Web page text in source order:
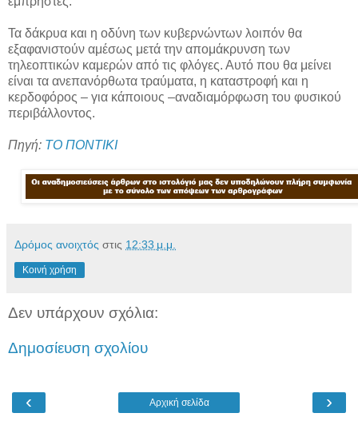
Τα δάκρυα και η οδύνη των κυβερνώντων λοιπόν θα
εξαφανιστούν αμέσως μετά την απομάκρυνση των
τηλεοπτικών καμερών από τις φλόγες. Αυτό που θα μείνει
είναι τα ανεπανόρθωτα τραύματα, η καταστροφή και η
κερδοφόρος – για κάποιους –αναδιαμόρφωση του φυσικού
περιβάλλοντος.
Πηγή: ΤΟ ΠΟΝΤΙΚΙ
Δρόμος ανοιχτός στις 12:33 μ.μ.
Κοινή χρήση
Δεν υπάρχουν σχόλια:
Δημοσίευση σχολίου
‹ ›
Αρχική σελίδα